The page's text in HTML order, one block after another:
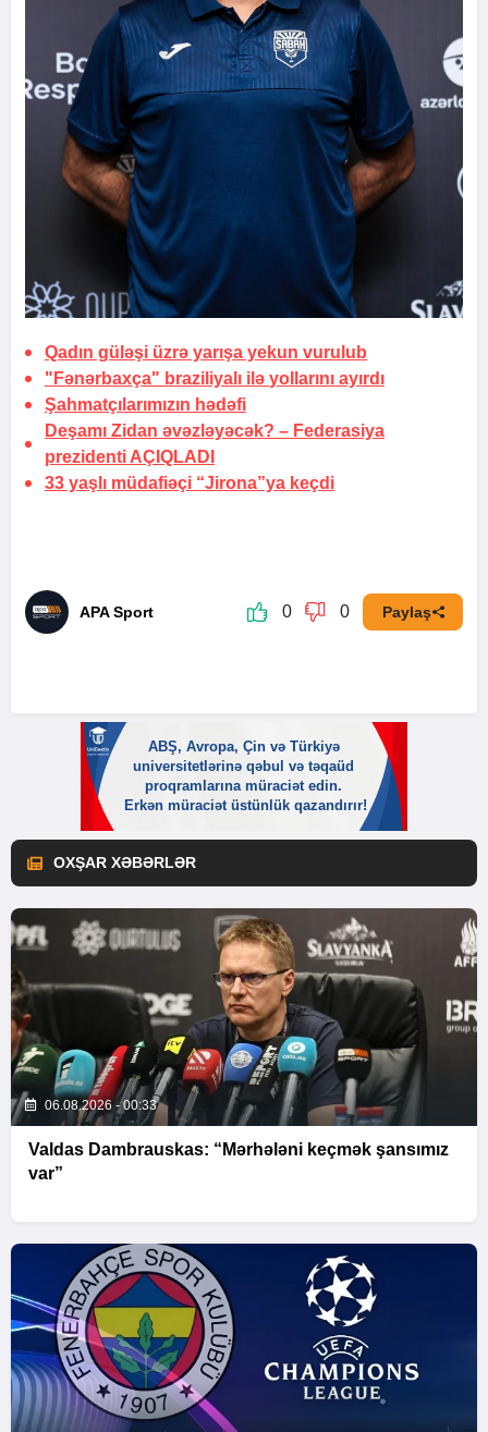
Qadın güləşi üzrə yarışa yekun vurulub
"Fənərbaxça" braziliyalı ilə yollarını ayırdı
Şahmatçılarımızın hədəfi
Deşamı Zidan əvəzləyəcək? – Federasiya
prezidenti AÇIQLADI
33 yaşlı müdafiəçi “Jirona”ya keçdi
APA Sport 0 0 Paylaş
OXŞAR XƏBƏRLƏR
06.08.2026 - 00:33
Valdas Dambrauskas: “Mərhələni keçmək şansımız
var”